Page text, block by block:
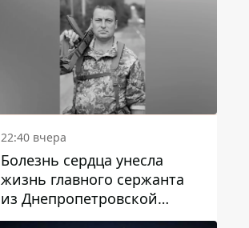
22:40 вчера
Болезнь сердца унесла
жизнь главного сержанта
из Днепропетровской
области Юрия Свистуна